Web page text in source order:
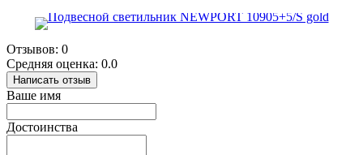
Отзывов: 0
Средняя оценка: 0.0
Написать отзыв
Ваше имя
Достоинства